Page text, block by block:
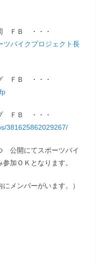
岡 ＦＢ ・・・
ツバイクプロジェクト長
グ ＦＢ ・・・
プ ＦＢ ・・・
381625862029267/
公開にてスポーツバイ
加ＯＫとなります。
メンバーがいます。）